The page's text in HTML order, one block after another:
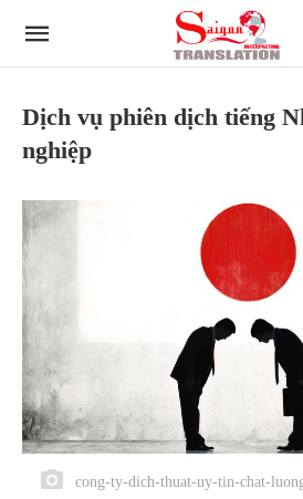
Dịch vụ phiên dịch tiếng
nghiệp
cong-ty-dich-thuat-uy-tin-chat-